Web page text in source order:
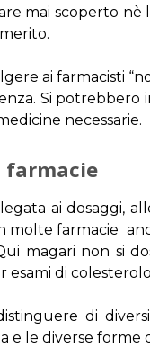
mai scoperto nè
ai farmacisti
Si
necessarie.
farmacie
ai dosaggi,
molte farmacie
magari non si
esami di
di
e le diverse forme